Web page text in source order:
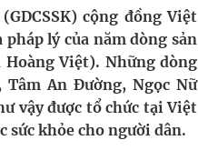
cộng đồng Việt
lý của năm dòng sản
Hoàng Việt). Những dòng
Tâm An Đường, Ngọc Nữ
vậy được tổ chức tại Việt
sức khỏe cho người dân.